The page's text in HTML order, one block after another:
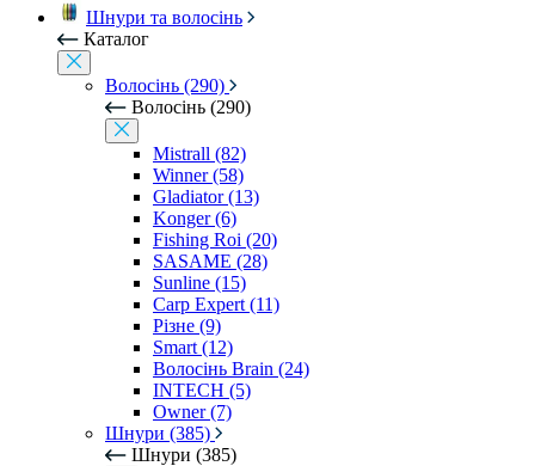
Шнури та волосінь
Каталог
Волосінь (290)
Волосінь (290)
Mistrall (82)
Winner (58)
Gladiator (13)
Konger (6)
Fishing Roi (20)
SASAME (28)
Sunline (15)
Carp Expert (11)
Різне (9)
Smart (12)
Волосінь Brain (24)
INTECH (5)
Owner (7)
Шнури (385)
Шнури (385)